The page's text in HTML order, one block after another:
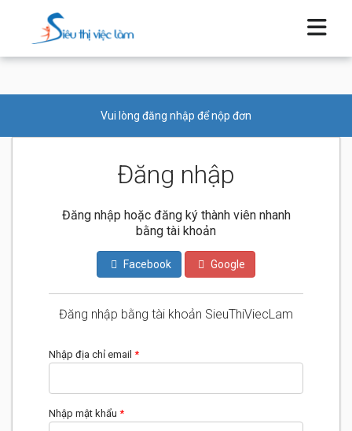
Vui lòng đăng nhập để nộp đơn
Đăng nhập
Đăng nhập hoặc đăng ký thành viên nhanh
bằng tài khoản
Facebook Google
Đăng nhập bằng tài khoản SieuThiViecLam
Nhập địa chỉ email *
Nhập mật khẩu *